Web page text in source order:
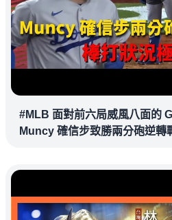
#MLB 面對前六局威風八面的
Muncy 確信步致勝兩分砲逆轉